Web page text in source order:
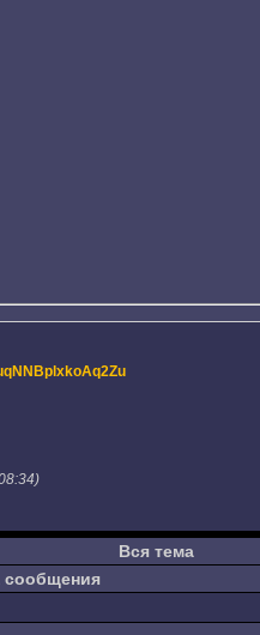
Вся тема
сообщения